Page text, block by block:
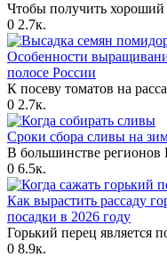
Чтобы получить
0 2.7к.
Особенности
полосе России
К посеву томатов на
0 2.7к.
Сроки сбора сливы на
В большинстве регионов
0 6.5к.
Как вырастить рассаду
посадки в 2026 году
Горький перец является
0 8.9к.